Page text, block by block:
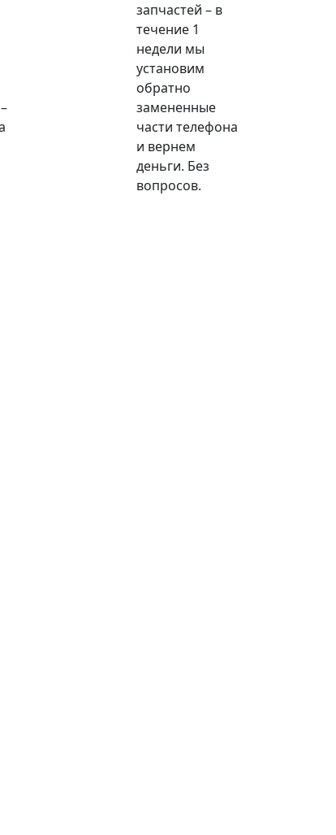
запчастей – в
течение 1
недели мы
установим
обратно
замененные
части телефона
и вернем
деньги. Без
вопросов.